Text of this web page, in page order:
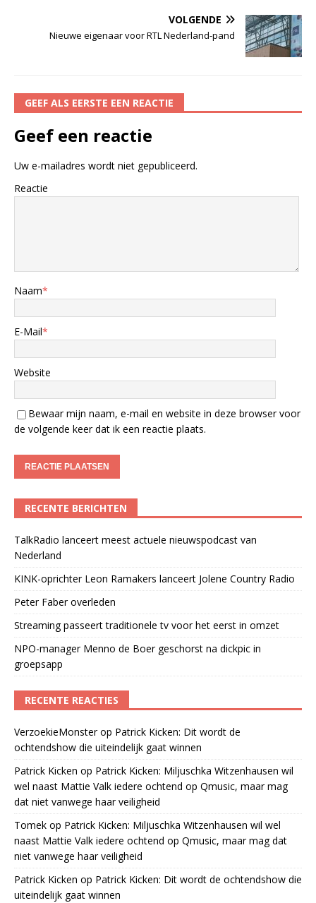
VOLGENDE
Nieuwe eigenaar voor RTL Nederland-pand
GEEF ALS EERSTE EEN REACTIE
Geef een reactie
Uw e-mailadres wordt niet gepubliceerd.
Reactie
Naam*
E-Mail*
Website
Bewaar mijn naam, e-mail en website in deze browser voor
de volgende keer dat ik een reactie plaats.
RECENTE BERICHTEN
TalkRadio lanceert meest actuele nieuwspodcast van
Nederland
KINK-oprichter Leon Ramakers lanceert Jolene Country Radio
Peter Faber overleden
Streaming passeert traditionele tv voor het eerst in omzet
NPO-manager Menno de Boer geschorst na dickpic in
groepsapp
RECENTE REACTIES
VerzoekieMonsterop Patrick Kicken: Dit wordt de
ochtendshow die uiteindelijk gaat winnen
Patrick Kicken op Patrick Kicken: Miljuschka Witzenhausen wil
wel naast Mattie Valk iedere ochtend op Qmusic, maar mag
dat niet vanwege haar veiligheid
Tomek op Patrick Kicken: Miljuschka Witzenhausen wil wel
naast Mattie Valk iedere ochtend op Qmusic, maar mag dat
niet vanwege haar veiligheid
Patrick Kicken op Patrick Kicken: Dit wordt de ochtendshow die
uiteindelijk gaat winnen